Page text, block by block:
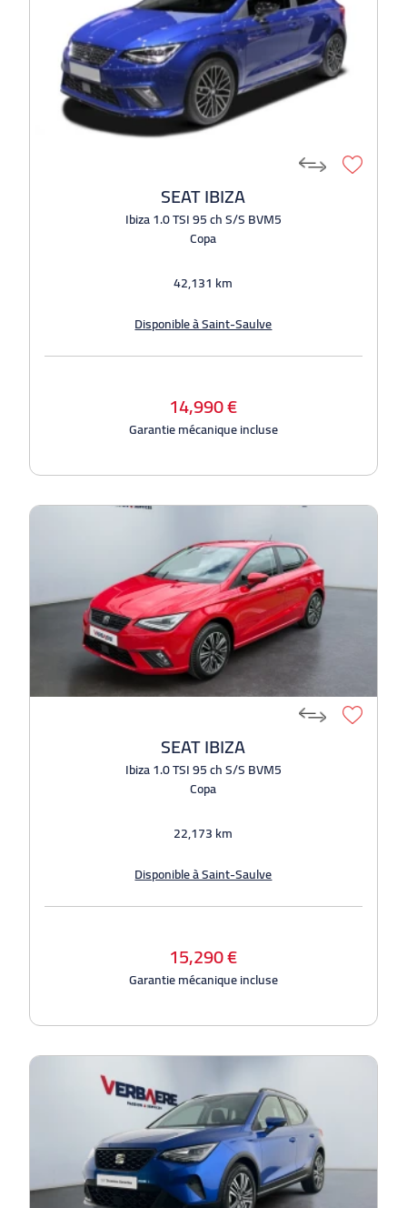
SEAT IBIZA
Ibiza 1.0 TSI 95 ch S/S BVM5
Copa
42,131 km
Disponible à Saint-Saulve
14,990 €
Garantie mécanique incluse
SEAT IBIZA
Ibiza 1.0 TSI 95 ch S/S BVM5
Copa
22,173 km
Disponible à Saint-Saulve
15,290 €
Garantie mécanique incluse